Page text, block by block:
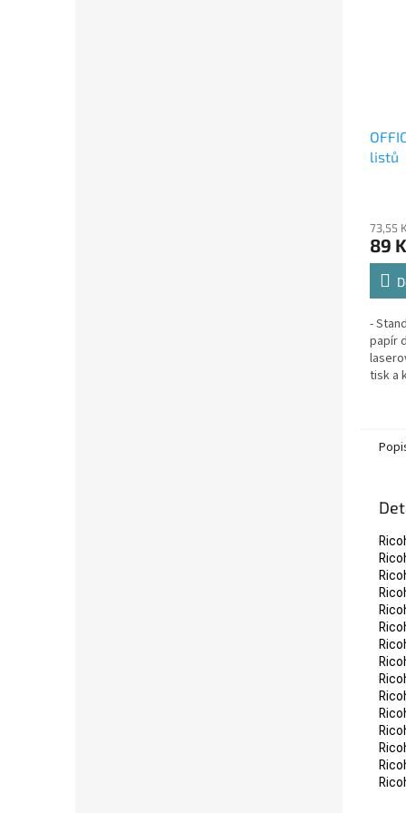
listů
73,55
89
-
papír
tisk a